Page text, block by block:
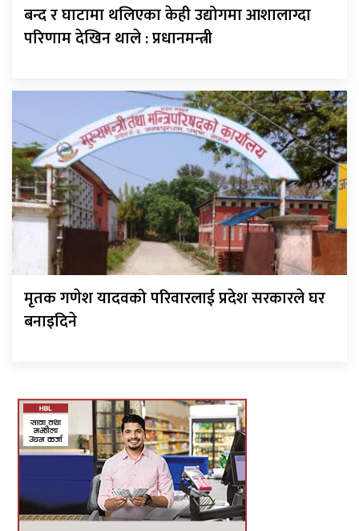
बन्द र घाटामा थलिएका केही उद्योगमा आशालाग्दा
परिणाम देखिन थाले : प्रधानमन्त्री
मृतक गणेश यादवको परिवारलाई प्रदेश सरकारले घर
बनाइदिने